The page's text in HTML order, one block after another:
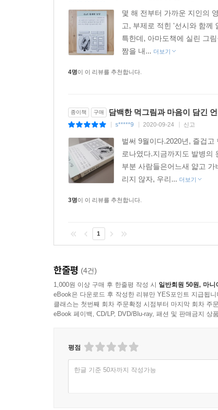
몇 해 전부터 가까운 지인의
고, 부제로 적힌 '선시와 함께
특한데, 아마도책에 실린 그
짬을 내... 더보기
4명이 이 리뷰를 추천합니다.
종이책 구매 담백한 먹그림과 마음이 담긴
s*****9 2020-09-24 신고
벌써 9월이다.2020년, 즐겁
로나였다.지금까지도 발병의
부분 사람들은어느새 얇고
리지 않자, 우리... 더보기
3명이 이 리뷰를 추천합니다.
1
한줄평 (4건)
1,000원 이상 구매 후 한줄평 작성 시 일반회원 50원, 마니
eBook은 다운로드 후 작성한 리뷰만 YES포인트 지급됩니
클래스는 첫번째 회차 주문확정 시점부터 마지막 회차 주
eBook 페이백, CD/LP, DVD/Blu-ray, 패션 및 판매금지 상
평점
한글 기준 50자까지 작성가능